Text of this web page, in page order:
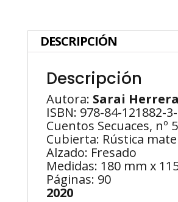
DESCRIPCIÓN
Descripción
Autora: Sarai Herrera
ISBN: 978-84-121882-
Cuentos Secuaces, nº 5
Cubierta: Rústica mate
Alzado: Fresado
Medidas: 180 mm x
Páginas: 90
2020